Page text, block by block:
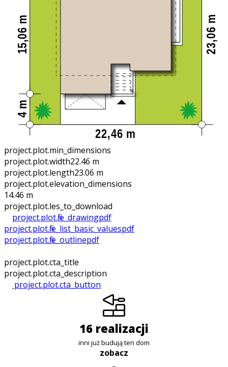
project.plot.min_dimensions
project.plot.width22.46 m
project.plot.length23.06 m
project.plot.elevation_dimensions
14.46 m
project.plot.files_to_download
project.plot.file_drawingpdf
project.plot.file_list_basic_valuespdf
project.plot.file_outlinepdf
project.plot.cta_title
project.plot.cta_description
project.plot.cta_button
16 realizacji
inni już budują ten dom
zobacz